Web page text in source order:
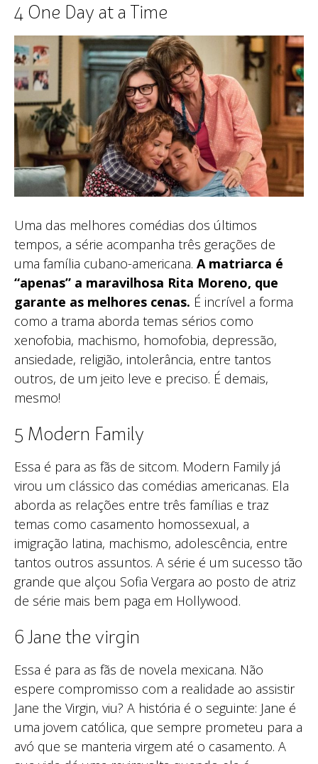
4 One Day at a Time
Uma das melhores comédias dos últimos
tempos, a série acompanha três gerações de
uma família cubano-americana. A matriarca é
“apenas” a maravilhosa Rita Moreno, que
garante as melhores cenas. É incrível a forma
como a trama aborda temas sérios como
xenofobia, machismo, homofobia, depressão,
ansiedade, religião, intolerância, entre tantos
outros, de um jeito leve e preciso. É demais,
mesmo!
5 Modern Family
Essa é para as fãs de sitcom. Modern Family já
virou um clássico das comédias americanas. Ela
aborda as relações entre três famílias e traz
temas como casamento homossexual, a
imigração latina, machismo, adolescência, entre
tantos outros assuntos. A série é um sucesso tão
grande que alçou Sofia Vergara ao posto de atriz
de série mais bem paga em Hollywood.
6 Jane the virgin
Essa é para as fãs de novela mexicana. Não
espere compromisso com a realidade ao assistir
Jane the Virgin, viu? A história é o seguinte: Jane é
uma jovem católica, que sempre prometeu para a
avó que se manteria virgem até o casamento. A